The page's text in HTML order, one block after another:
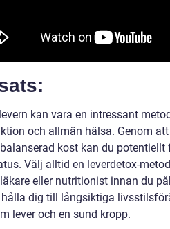
kan vara en intressant
och allmän hälsa. Genom
kost kan du
Välj alltid en leverdetox-
eller nutritionist innan du
dig till långsiktiga
lever och en sund kropp.